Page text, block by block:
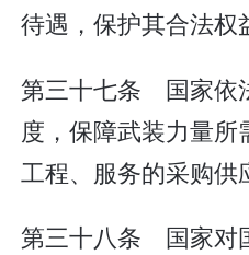
待遇，保护其合法权
第三十七条 国家依
度，保障武装力量所
工程、服务的采购供
第三十八条 国家对